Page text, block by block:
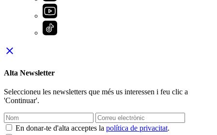
close
Alta Newsletter
Seleccioneu les newsletters que més us interessen i feu clic a
'Continuar'.
En donar-te d'alta acceptes la política de privacitat.